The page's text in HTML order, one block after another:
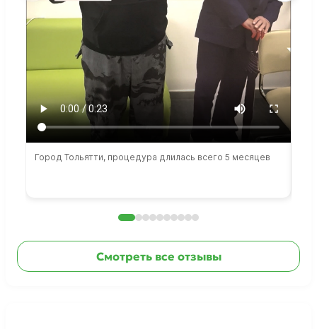
Город Тольятти, процедура длилась всего 5 месяцев
Смотреть все отзывы